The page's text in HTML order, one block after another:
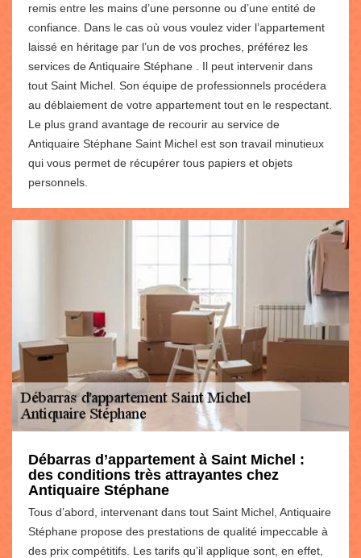
remis entre les mains d’une personne ou d’une entité de
confiance. Dans le cas où vous voulez vider l’appartement
laissé en héritage par l’un de vos proches, préférez les
services de Antiquaire Stéphane . Il peut intervenir dans
tout Saint Michel. Son équipe de professionnels procédera
au déblaiement de votre appartement tout en le respectant.
Le plus grand avantage de recourir au service de
Antiquaire Stéphane Saint Michel est son travail minutieux
qui vous permet de récupérer tous papiers et objets
personnels.
Débarras d’appartement à Saint Michel :
des conditions très attrayantes chez
Antiquaire Stéphane
Tous d’abord, intervenant dans tout Saint Michel, Antiquaire
Stéphane propose des prestations de qualité impeccable à
des prix compétitifs. Les tarifs qu’il applique sont, en effet,